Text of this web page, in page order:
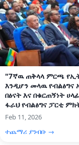
"7ኛዉ ጠቅላላ ምርጫ
እንዲሆን መላዉ የብልፅግና
በፅናት እና በቁርጠኝነት
ፋራህ የብልፅግና ፓርቲ
Feb 11, 2026
ተጨማሪ ያንብቡ →